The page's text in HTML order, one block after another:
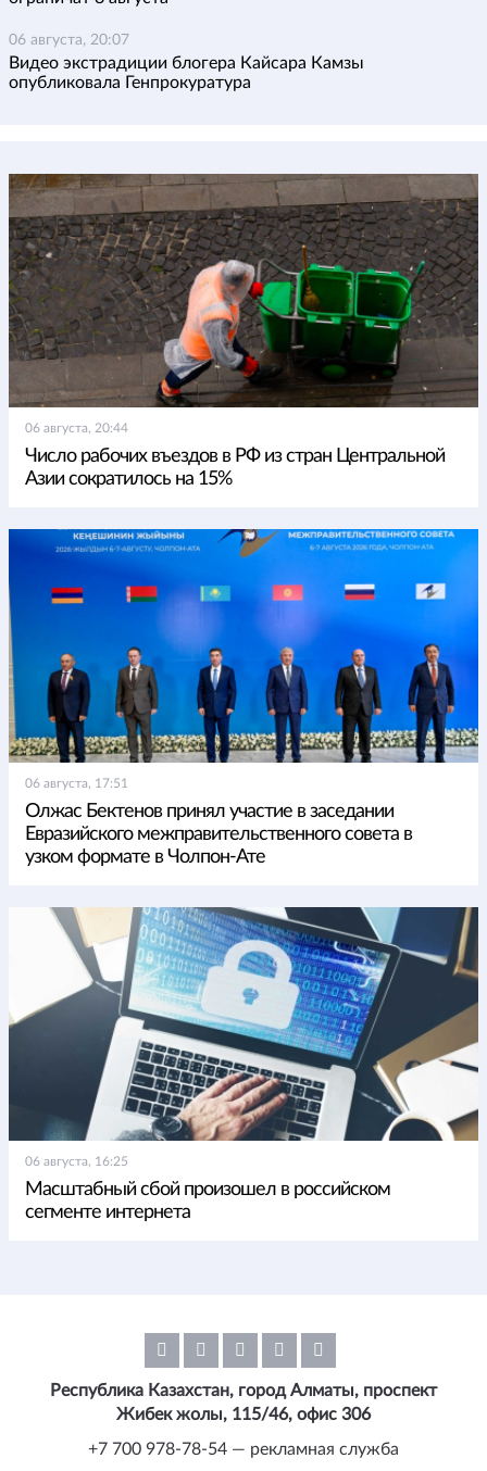
06 августа, 20:07
Видео экстрадиции блогера Кайсара Камзы
опубликовала Генпрокуратура
06 августа, 20:44
Число рабочих въездов в РФ из стран Центральной
Азии сократилось на 15%
06 августа, 17:51
Олжас Бектенов принял участие в заседании
Евразийского межправительственного совета в
узком формате в Чолпон-Ате
06 августа, 16:25
Масштабный сбой произошел в российском
сегменте интернета
Республика Казахстан, город Алматы, проспект
Жибек жолы, 115/46, офис 306
+7 700 978-78-54 — рекламная служба